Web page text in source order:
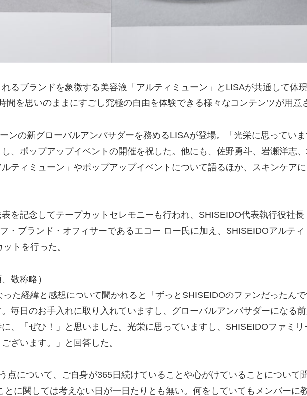
るブランドを象徴する美容液「アルティミューン」とLISAが共通して体
を思いのままにすごし究極の自由を体験できる様々なコンテンツが用意
ンの新グローバルアンバサダーを務めるLISAが登場。「光栄に思っていま
、ポップアップイベントの開催を祝した。他にも、佐野勇斗、岩瀬洋志
ティミューン」やポップアップイベントについて語るほか、スキンケア
を記念してテープカットセレモニーも行われ、SHISEIDO代表執行役社長
ブランド・オフィサーであるエコー ロー氏に加え、SHISEIDOアルテ
トを行った。
敬称略）
た経緯と感想について聞かれると「ずっとSHISEIDOのファンだったんで
毎日のお手入れに取り入れていますし、グローバルアンバサダーになる
、「ぜひ！」と思いました。光栄に思っていますし、SHISEIDOファミ
ざいます。」と回答した。
点について、ご自身が365日続けていることや心がけていることについて
に関しては考えない日が一日たりとも無い。何をしていてもメンバーに